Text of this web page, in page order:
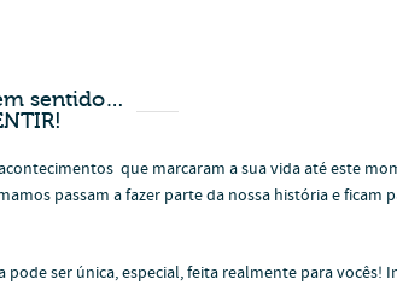
sentido…
que marcaram a sua vida até este
passam a fazer parte da nossa história e ficam
ser única, especial, feita realmente para vocês!